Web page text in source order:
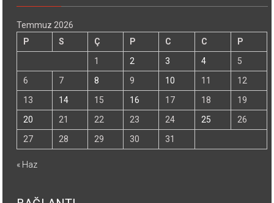
Temmuz 2026
P
S Ç P C C
P
1
2 3 4
5
6
7 8 9 10 11
12
13
14 15 16 17 18
19
20
21 22 23 24 25
26
27
28 29 30 31
« Haz